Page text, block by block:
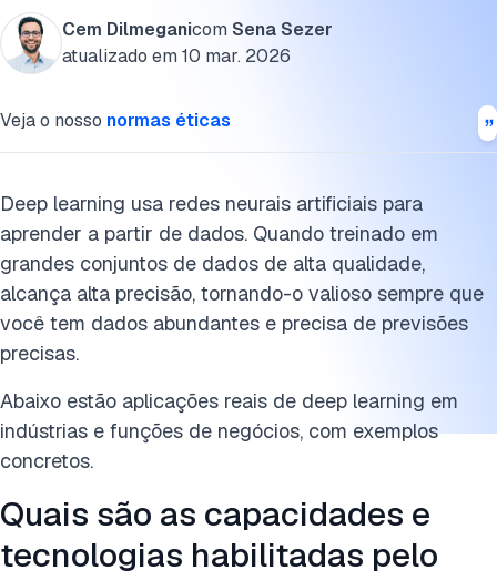
Contate-nos
Cem Dilmeganicom Sena Sezer
atualizado em 10 mar. 2026
Veja o nosso normas éticas
Deep learning usa redes neurais artificiais para
aprender a partir de dados. Quando treinado em
grandes conjuntos de dados de alta qualidade,
alcança alta precisão, tornando-o valioso sempre que
você tem dados abundantes e precisa de previsões
precisas.
Abaixo estão aplicações reais de deep learning em
indústrias e funções de negócios, com exemplos
concretos.
Quais são as capacidades e
tecnologias habilitadas pelo
Cite esta pesquisa